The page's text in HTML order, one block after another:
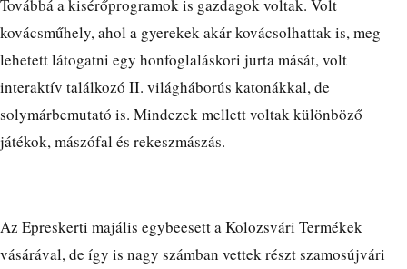
Továbbá a kisérőprogramok is gazdagok voltak. Volt
kovácsműhely, ahol a gyerekek akár kovácsolhattak is, meg
lehetett látogatni egy honfoglaláskori jurta mását, volt
interaktív találkozó II. világháborús katonákkal, de
solymárbemutató is. Mindezek mellett voltak különböző
játékok, mászófal és rekeszmászás.
Az Epreskerti majális egybeesett a Kolozsvári Termékek
vásárával, de így is nagy számban vettek részt szamosújvári